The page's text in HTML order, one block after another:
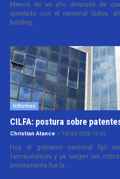
Menos de un año después de
quedado con el nacional Sidus,
holding....
Informes
CILFA: postura sobre
Christian Atance - 18/03/2026 15:45
Hoy el gobierno nacional fijó
farmacéuticas y ya surgen las
prontamente fue la...